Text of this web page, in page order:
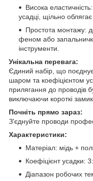
Висока
усадці, щільно облягає
Простота монтажу:
феном або
інструменти.
Унікальна перевага:
Єдиний набір, що поєднує
шаром та коефіцієнтом
прилягання до проводів
виключаючи короткі
Почніть прямо зараз:
З'єднуйте проводи
Характеристики:
Матеріал: мідь +
Коефіцієнт усадки:
Діапазон робочих